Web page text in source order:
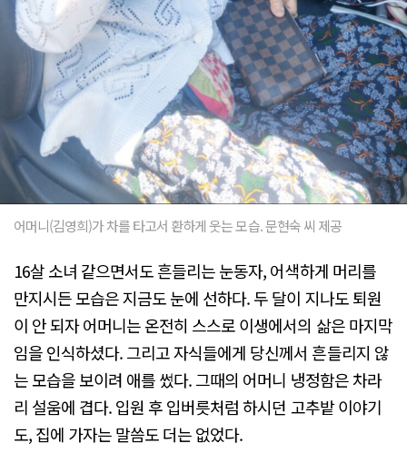
어머니(김영희)가 차를 타고서 환하게 웃는 모습. 문현숙 씨 제공
16살 소녀 같으면서도 흔들리는 눈동자, 어색하게 머리를
만지시든 모습은 지금도 눈에 선하다. 두 달이 지나도 퇴원
이 안 되자 어머니는 온전히 스스로 이생에서의 삶은 마지막
임을 인식하셨다. 그리고 자식들에게 당신께서 흔들리지 않
는 모습을 보이려 애를 썼다. 그때의 어머니 냉정함은 차라
리 설움에 겹다. 입원 후 입버릇처럼 하시던 고추밭 이야기
도, 집에 가자는 말씀도 더는 없었다.